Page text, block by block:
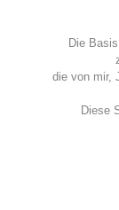
Die Basis
die von mir,
Diese